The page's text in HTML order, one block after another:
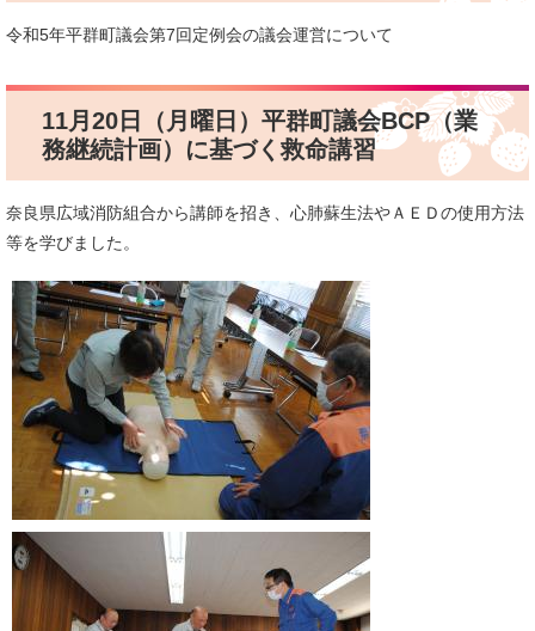
令和5年平群町議会第7回定例会の議会運営について
11月20日（月曜日）平群町議会BCP（業
務継続計画）に基づく救命講習
奈良県広域消防組合から講師を招き、心肺蘇生法やＡＥＤの使用方法
等を学びました。